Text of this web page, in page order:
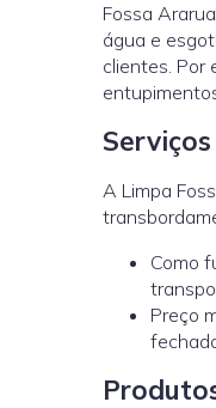
Fossa
água e
clientes. Por
A Limpa
Como
Preço